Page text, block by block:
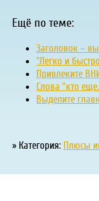
Ещё по теме:
Заголовок –
"Легко и
Привлеките
Слова "кто
Выделите
» Категория: Плюсы